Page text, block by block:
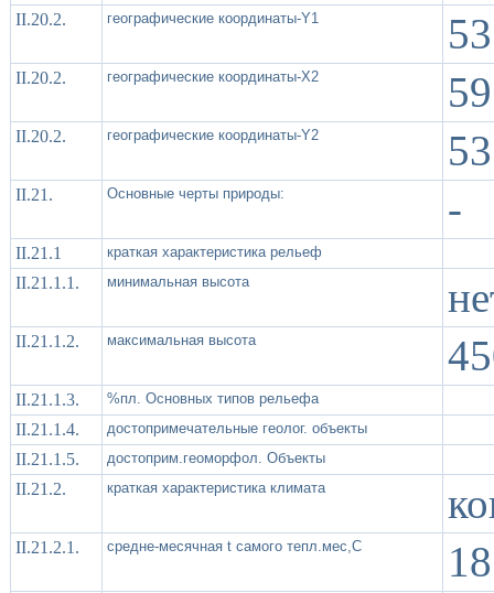
II.20.2. географические координаты-Y1
II.20.2. географические координаты-X2
II.20.2. географические координаты-Y2
II.21. Основные черты природы: -
II.21.1 краткая характеристика рельеф
II.21.1.1. минимальная высота
II.21.1.2. максимальная высота
II.21.1.3. %пл. Основных типов рельефа
II.21.1.4. достопримечательные геолог. объекты
II.21.1.5. достоприм.геоморфол. Объекты
II.21.2. краткая характеристика климата
II.21.2.1. средне-месячная t самого тепл.мес,С